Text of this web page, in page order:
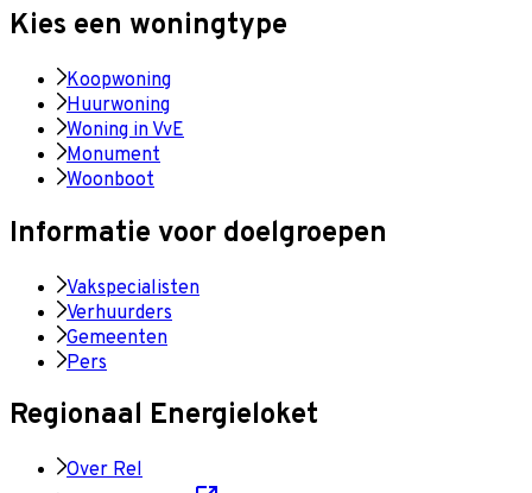
Kies een woningtype
Koopwoning
Huurwoning
Woning in VvE
Monument
Woonboot
Informatie voor doelgroepen
Vakspecialisten
Verhuurders
Gemeenten
Pers
Regionaal Energieloket
Over Rel